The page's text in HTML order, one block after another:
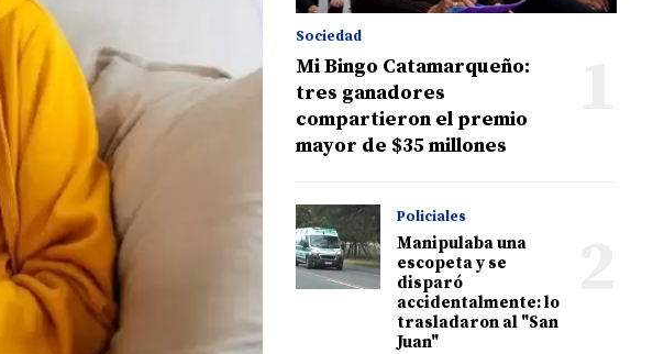
Sociedad
Mi Bingo Catamarqueño:
tres ganadores
compartieron el premio
mayor de $35 millones
Policiales
Manipulaba una
escopeta y se
disparó
accidentalmente: lo
trasladaron al "San
Juan"